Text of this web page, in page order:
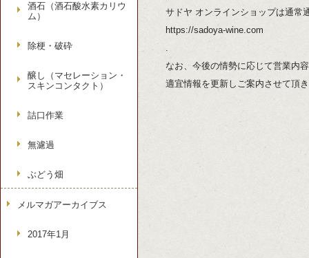
サドヤ オンラインショップは通常
https://sadoya-wine.com
.
なお、今後の情勢に応じて営業内
適宜情報を更新しご案内させて頂
酒石（酒石酸水素カリウ
ム）
除梗・破砕
醸し（マセレーション・
スキンコンタクト）
詰口作業
無濾過
ぶどう畑
メルマガアーカイブス
2017年1月